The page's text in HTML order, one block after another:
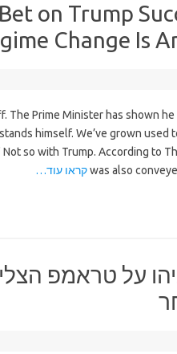
on Trump
Change Is
The Prime Minister has shown
himself. We’ve grown used
so with Trump. According to
was also קראו עוד…
על טראמפ